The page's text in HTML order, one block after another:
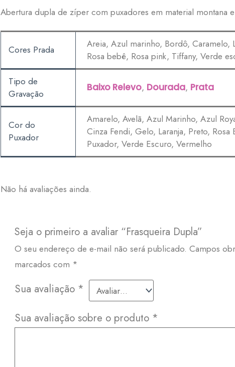
Abertura dupla de zíper com puxadores em material montana
Cores Prada
Areia, Azul marinho, Bordô, Caramelo,
Rosa bebê, Rosa pink, Tiffany, Verde
Tipo de
Gravação
Baixo Relevo, Dourada, Prata
Cor do
Puxador
Amarelo, Avelã, Azul Marinho, Azul
Cinza Fendi, Gelo, Laranja, Preto, Rosa
Puxador, Verde Escuro, Vermelho
Não há avaliações ainda.
Seja o primeiro a avaliar “Frasqueira Dupla”
O seu endereço de e-mail não será publicado. Campos
marcados com *
Sua avaliação *
Sua avaliação sobre o produto *